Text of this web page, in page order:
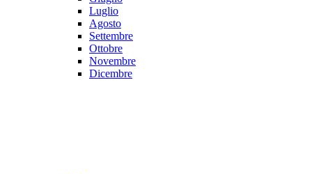
Luglio
Agosto
Settembre
Ottobre
Novembre
Dicembre